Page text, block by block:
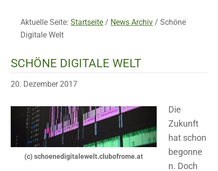
Aktuelle Seite:Startseite / News Archiv / Schöne
Digitale Welt
SCHÖNE DIGITALE WELT
20. Dezember 2017
(c) schoenedigitalewelt.clubofrome.at
Die
Zukunft
hat schon
begonne
n. Doch